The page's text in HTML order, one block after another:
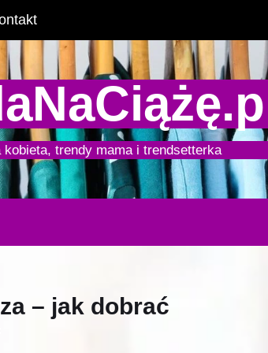
kobieta, trendy mama i trendsetterka
– jak dobrać